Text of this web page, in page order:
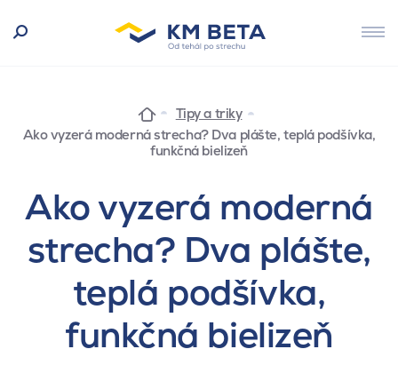
Tipy a triky
Ako vyzerá moderná strecha? Dva plášte, teplá podšívka,
funkčná bielizeň
Ako vyzerá moderná
strecha? Dva plášte,
teplá podšívka,
funkčná bielizeň